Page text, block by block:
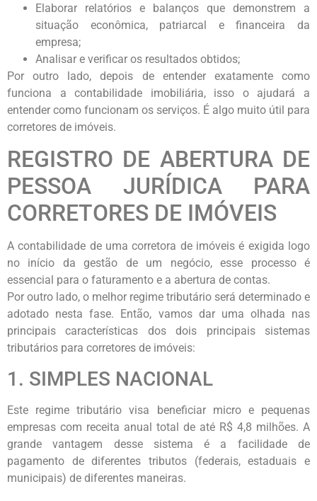
Elaborar relatórios e balanços que demonstrem a
situação econômica, patriarcal e financeira da
empresa;
Analisar e verificar os resultados obtidos;
Por outro lado, depois de entender exatamente como
funciona a contabilidade imobiliária, isso o ajudará a
entender como funcionam os serviços. É algo muito útil para
corretores de imóveis.
REGISTRO DE ABERTURA DE
PESSOA JURÍDICA PARA
CORRETORES DE IMÓVEIS
A contabilidade de uma corretora de imóveis é exigida logo
no início da gestão de um negócio, esse processo é
essencial para o faturamento e a abertura de contas.
Por outro lado, o melhor regime tributário será determinado e
adotado nesta fase. Então, vamos dar uma olhada nas
principais características dos dois principais sistemas
tributários para corretores de imóveis:
1. SIMPLES NACIONAL
Este regime tributário visa beneficiar micro e pequenas
empresas com receita anual total de até R$ 4,8 milhões. A
grande vantagem desse sistema é a facilidade de
pagamento de diferentes tributos (federais, estaduais e
municipais) de diferentes maneiras.